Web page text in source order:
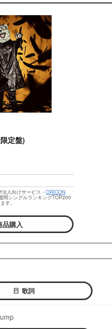
t
e
定盤)
法人向けサービス・ ORICON
間シングルランキングTOP200
す。
品購入
歌詞